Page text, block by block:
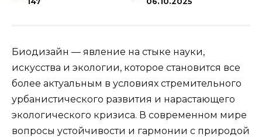
Биодизайн — явление на стыке науки,
искусства и экологии, которое становится все
более актуальным в условиях стремительного
урбанистического развития и нарастающего
экологического кризиса. В современном мире
вопросы устойчивости и гармонии с природой